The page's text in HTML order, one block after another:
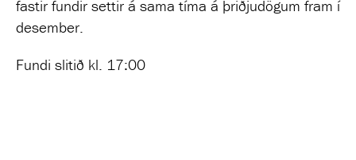
fastir fundir settir á sama tíma á þriðjudögum fram í
desember.
Fundi slitið kl. 17:00